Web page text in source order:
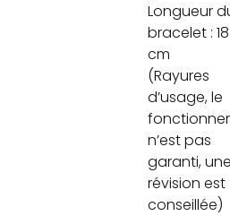
Longueur
bracelet : 18
cm
(Rayures
d’usage, le
n’est pas
garanti, une
révision est
conseillée)